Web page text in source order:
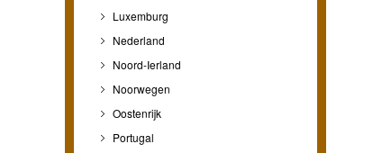
Luxemburg
Nederland
Noord-Ierland
Noorwegen
Oostenrijk
Portugal